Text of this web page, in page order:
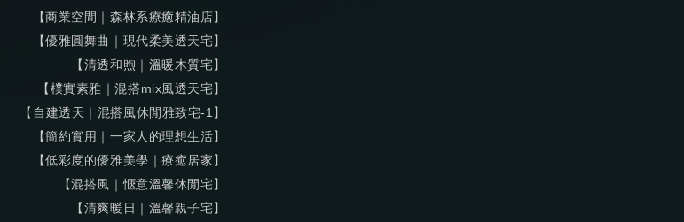
【商業空間｜森林系療癒精油店】
【優雅圓舞曲｜現代柔美透天宅】
【清透和煦｜溫暖木質宅】
【樸實素雅｜混搭mix風透天宅】
【自建透天｜混搭風休閒雅致宅-1】
【簡約實用｜一家人的理想生活】
【低彩度的優雅美學｜療癒居家】
【混搭風｜愜意溫馨休閒宅】
【清爽暖日｜溫馨親子宅】